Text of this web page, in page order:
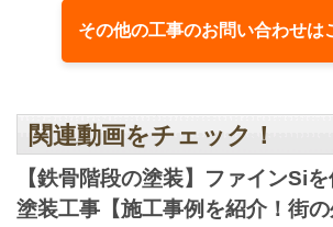
その他の工事のお問い合わせ
関連動画をチェック！
【鉄骨階段の塗装】ファインSi
塗装工事【施工事例を紹介！街